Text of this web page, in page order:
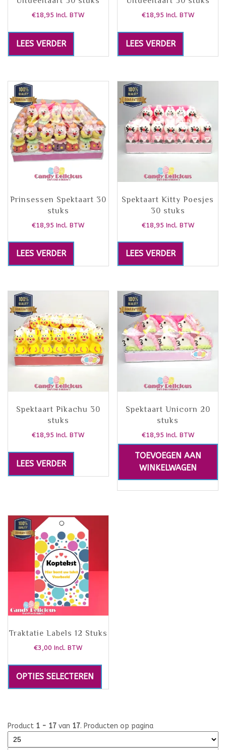
€18,95 Incl. BTW
LEES VERDER
€18,95 Incl. BTW
LEES VERDER
Prinsessen Spektaart 30
stuks
€18,95 Incl. BTW
LEES VERDER
Spektaart Kitty Poesjes
30 stuks
€18,95 Incl. BTW
LEES VERDER
Spektaart Pikachu 30
stuks
€18,95 Incl. BTW
LEES VERDER
Spektaart Unicorn 20
stuks
€18,95 Incl. BTW
TOEVOEGEN AAN
WINKELWAGEN
Traktatie Labels 12 Stuks
€3,00 Incl. BTW
OPTIES SELECTEREN
Product 1 - 17 van 17. Producten op pagina